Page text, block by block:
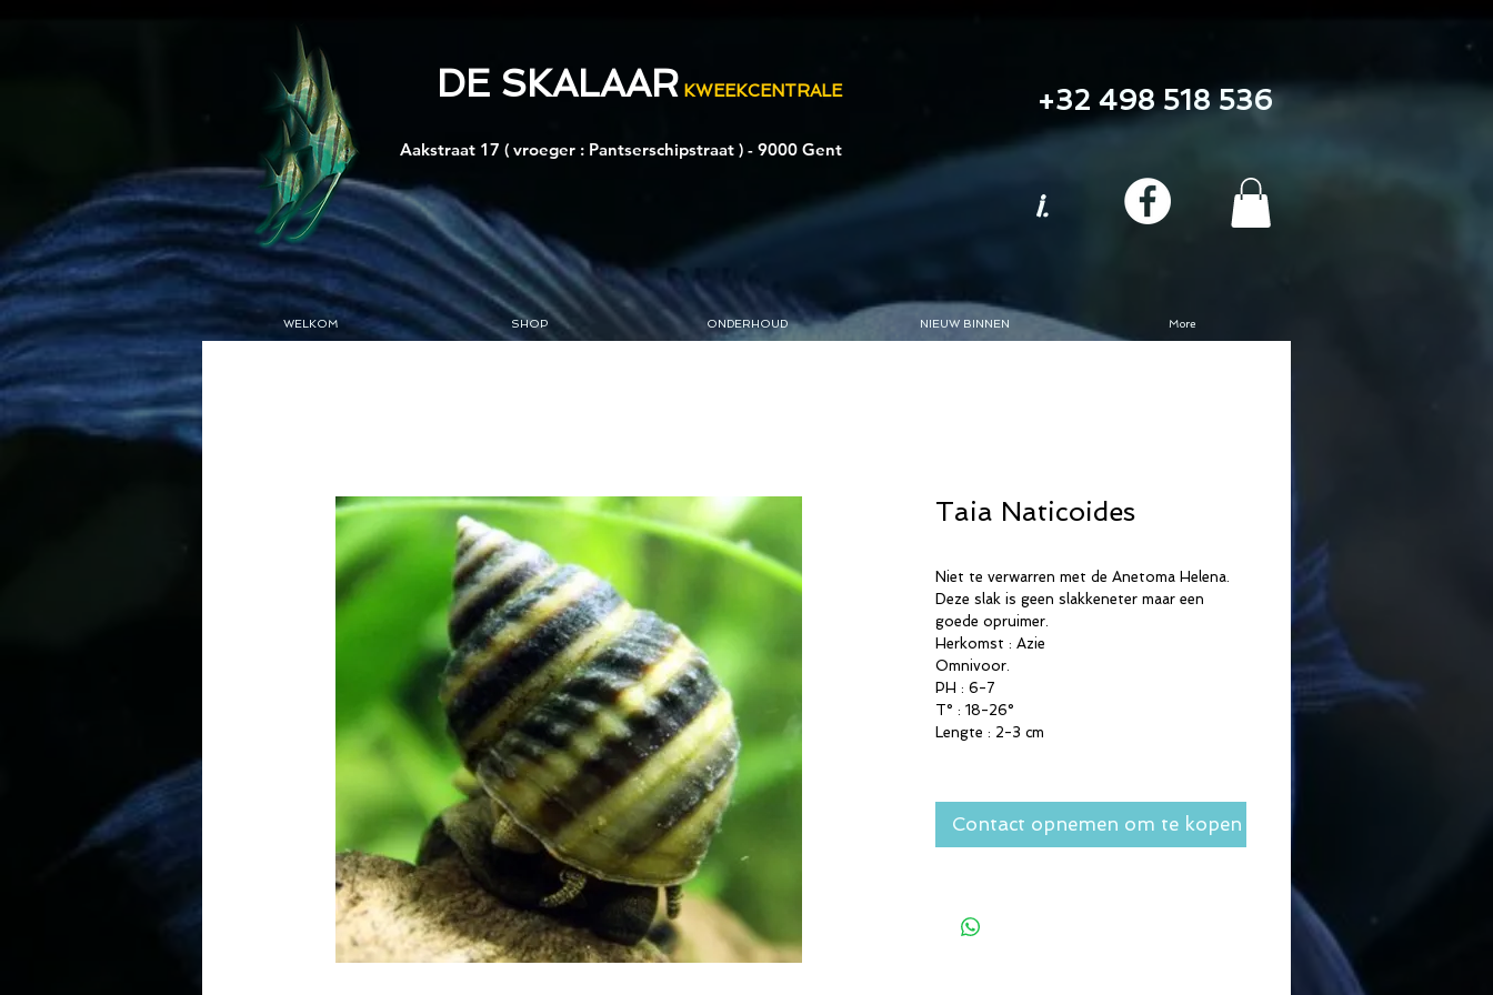
DE SKALAAR KWEEKCENTRALE
Aakstraat 17 ( vroeger : Pantserschipstraat ) - 9000 Gent
+32 498 518 536
i.
WELKOM SHOP ONDERHOUD NIEUW BINNEN More
Taia Naticoides
Niet te verwarren met de Anetoma Helena.
Deze slak is geen slakkeneter maar een
goede opruimer.
Herkomst : Azie
Omnivoor.
PH : 6-7
T° : 18-26°
Lengte : 2-3 cm
Contact opnemen om te kopen